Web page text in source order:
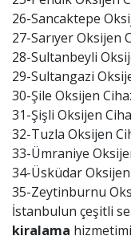
26-Sancaktepe
27-Sarıyer Oksijen
28-Sultanbeyli
29-Sultangazi
30-Şile Oksijen
31-Şişli Oksijen
32-Tuzla Oksijen
33-Ümraniye
34-Üsküdar Oksijen
35-Zeytinburnu
İstanbulun çeşitli
kiralama